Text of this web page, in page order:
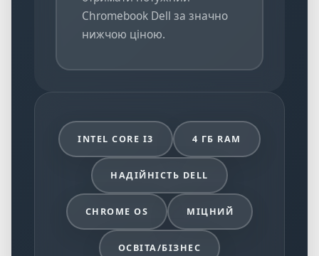
Chromebook Dell за значно
нижчою ціною.
INTEL CORE I3 4 ГБ RAM
НАДІЙНІСТЬ DELL
CHROME OS МІЦНИЙ
ОСВІТА/БІЗНЕС